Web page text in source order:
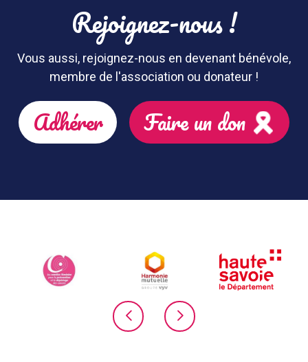
Rejoignez-nous !
Vous aussi, rejoignez-nous en devenant bénévole,
membre de l'association ou donateur !
Adhérer Faire un don